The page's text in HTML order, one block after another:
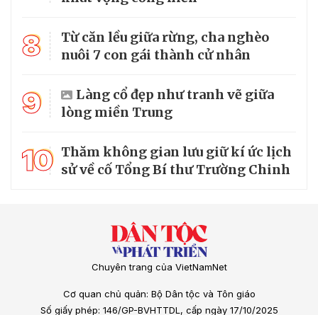
8
Từ căn lều giữa rừng, cha nghèo
nuôi 7 con gái thành cử nhân
9
Làng cổ đẹp như tranh vẽ giữa
lòng miền Trung
10 Thăm không gian lưu giữ kí ức lịch
sử về cố Tổng Bí thư Trường Chinh
Chuyên trang của VietNamNet
Cơ quan chủ quản: Bộ Dân tộc và Tôn giáo
Số giấy phép: 146/GP-BVHTTDL, cấp ngày 17/10/2025